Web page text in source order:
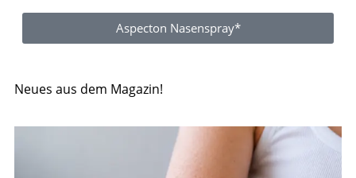
Aspecton Nasenspray*
Neues aus dem Magazin!